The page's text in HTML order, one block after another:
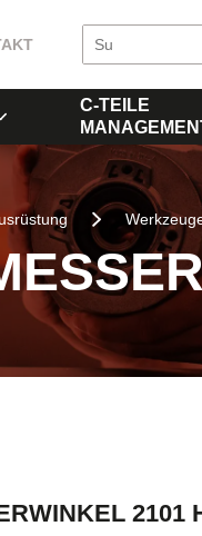
C-TEILE
2101